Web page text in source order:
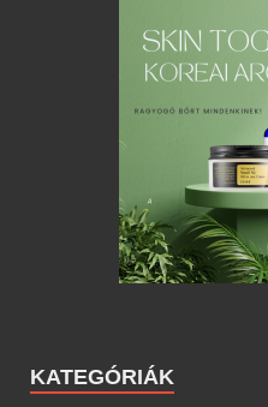
KATEGÓRIÁK